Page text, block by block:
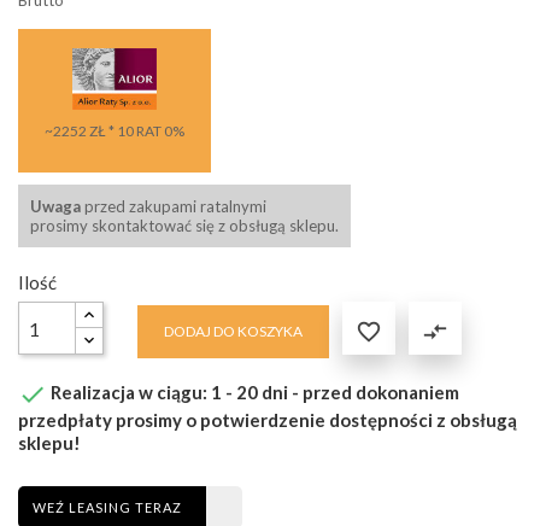
~2252 ZŁ * 10 RAT 0%
Uwaga przed zakupami ratalnymi
prosimy skontaktować się z obsługą sklepu.
Ilość
DODAJ DO KOSZYKA  compare_arrows
 Realizacja w ciągu: 1 - 20 dni - przed dokonaniem
przedpłaty prosimy o potwierdzenie dostępności z obsługą
sklepu!
WEŹ LEASING TERAZ